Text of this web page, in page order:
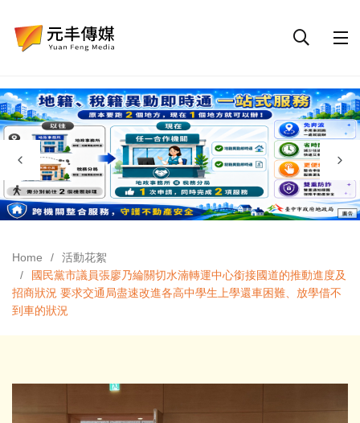
Home
活動花絮
國民黨市議員張廖乃綸關切水湳轉運中心銜接國道的推動進度及
招商狀況 要求交通局盡速改進各高中學生上學還車困難、放學借不
到車的狀況